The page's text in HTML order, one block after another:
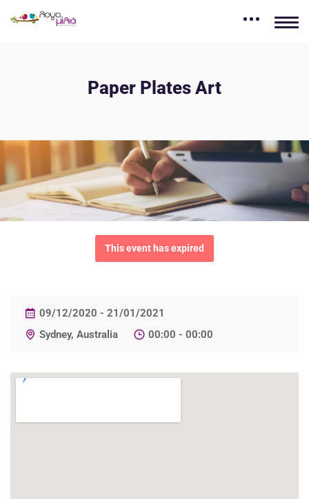
Paper Plates Art
This event has expired
09/12/2020 - 21/01/2021
Sydney, Australia
00:00 - 00:00